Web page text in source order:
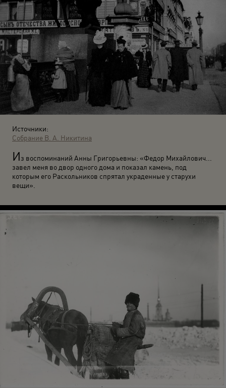
Источники:
Собрание В. А. Никитина
Из воспоминаний Анны Григорьевны: «Федор Михайлович...
завел меня во двор одного дома и показал камень, под
которым его Раскольников спрятал украденные у старухи
вещи».